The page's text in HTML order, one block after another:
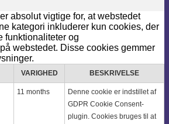
absolut vigtige for, at webstedet
kategori inkluderer kun cookies, der
funktionaliteter og
webstedet. Disse cookies gemmer
VARIGHED BESKRIVELSE
11 months
Denne cookie er indstillet af
GDPR Cookie Consent-
plugin. Cookies bruges til at